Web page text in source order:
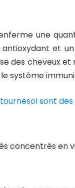
une
antioxydant et
des cheveux
système
concentrés en